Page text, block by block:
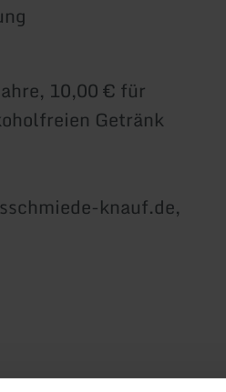
10,00 € für
Getränk
knauf.de,